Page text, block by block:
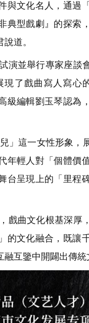
與文化名人，通過
典型戲劇』的探
道。
並舉行專家座談
了戲曲寫人寫心
級編輯劉玉琴認為
」這一女性形象，
年輕人對「個體價
台呈現上的「里程
曲文化根基深厚
的文化融合，既讓
互鑒中開闢出傳統